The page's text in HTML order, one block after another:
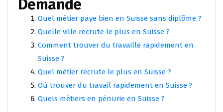
Demande
Quel métier paye bien en Suisse sans diplôme ?
Quelle ville recrute le plus en Suisse ?
Comment trouver du travaille rapidement en
Suisse ?
Quel métier recrute le plus en Suisse ?
Où trouver du travail rapidement en Suisse ?
Quels métiers en pénurie en Suisse ?